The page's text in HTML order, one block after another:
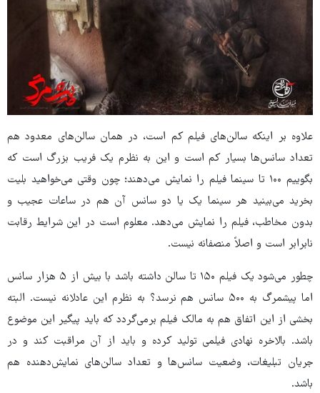
علاوه بر اینکه سالن‌های فیلم کم است، در همان سالن‌های معدود هم
تعداد سانس‌ها بسیار کم است و این به نظرم یک فریب بزرگ است که
بگوییم ۱۰۰ تا سینما فیلم را نمایش می‌دهند؛ چون وقتی می‌خواهید بلیت
بخرید می‌بینید هر سینما یک یا دو سانس آن هم در ساعات عجیب و
بدون مخاطب، فیلم را نمایش می‌دهد. معلوم است در این شرایط رقابت
نابرابر است و اصلاً منصفانه نیست.
چطور می‌شود یک فیلم ۱۵۰ تا سالن داشته باشد با بیش از ۵ هزار سانس
اما پیشمرگ به ۵۰۰ سانس هم نرسد؟ به نظرم این عادلانه نیست. البته
بخشی از این اتفاق هم به مالک فیلم برمی‌گردد که باید پیگیر این موضوع
باشد. بالاخره نهادی فیلمی تولید کرده و باید از آن مراقبت کند و در
جریان تبلیغات، وضعیت سانس‌ها و تعداد سالن‌های نمایش‌دهنده هم
باشد.